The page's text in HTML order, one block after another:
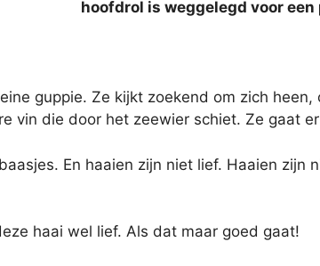
hoofdrol is weggelegd voor een
guppie. Ze kijkt zoekend om zich
vin die door het zeewier schiet. Ze gaat
En haaien zijn niet lief. Haaien
haai wel lief. Als dat maar goed gaat!